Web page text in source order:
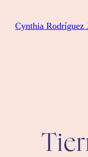
Cynthia Rodríguez